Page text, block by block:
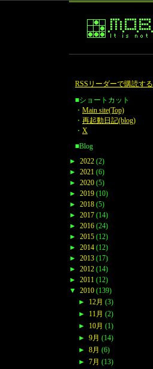
RSSリーダーで購読する
■ショートカット
・ Main site(Top)
・ 再起動日記(blog)
・ X
■Blog
► 2022 (2)
► 2021 (6)
► 2020 (5)
► 2019 (10)
► 2018 (5)
► 2017 (14)
► 2016 (24)
► 2015 (12)
► 2014 (12)
► 2013 (17)
► 2012 (14)
► 2011 (12)
▼ 2010 (139)
►
12月 (3)
►
11月 (2)
►
10月 (1)
► 9月 (14)
► 8月 (6)
► 7月 (13)